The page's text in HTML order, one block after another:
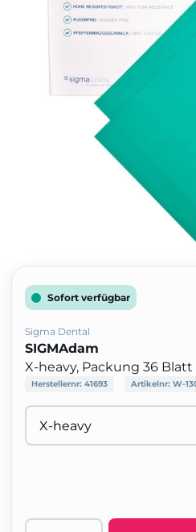
Sofort verfügbar
Sigma Dental
SIGMAdam
X-heavy, Packung 36 Blatt
Herstellernr: 41693 Artikelnr: W-